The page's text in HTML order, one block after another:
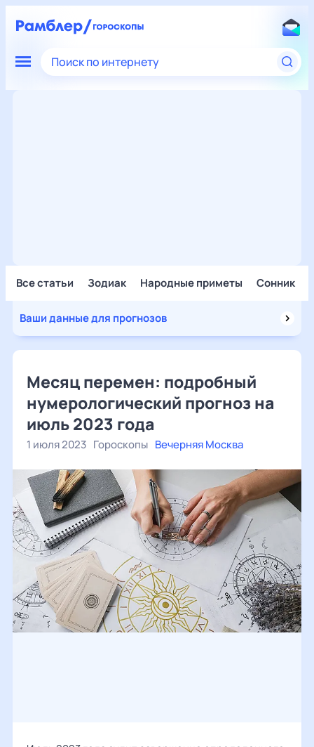
Поиск по интернету
Все статьи Зодиак Народные приметы Сонник
Ваши данные для прогнозов
Месяц перемен: подробный
нумерологический прогноз на
июль 2023 года
1 июля 2023 Гороскопы Вечерняя Москва